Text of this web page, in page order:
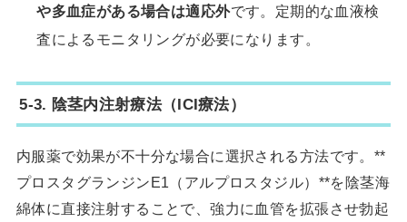
や多血症がある場合は適応外です。定期的な血液検
査によるモニタリングが必要になります。
5-3. 陰茎内注射療法（ICI療法）
内服薬で効果が不十分な場合に選択される方法です。**
プロスタグランジンE1（アルプロスタジル）**を陰茎海
綿体に直接注射することで、強力に血管を拡張させ勃起